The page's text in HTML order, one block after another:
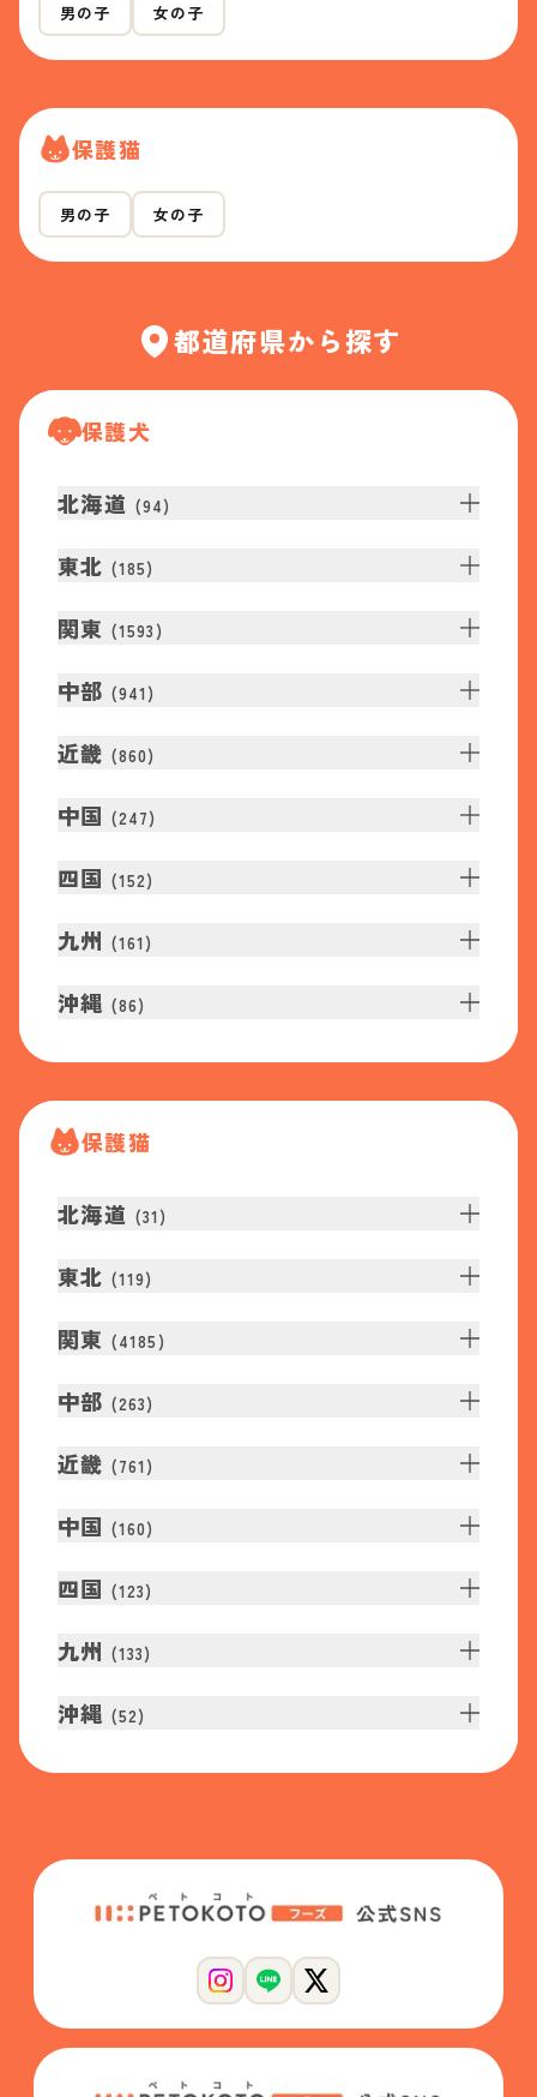
男の子 女の子
保護猫
男の子 女の子
都道府県から探す
保護犬
北海道 (94)
東北 (185)
関東 (1593 )
中部 (941 )
近畿 (860)
中国 (247)
四国 (152)
九州 (161 )
沖縄 (86)
保護猫
北海道 (31 )
東北 (119)
関東 (4185 )
中部 (263)
近畿 (761 )
中国 (160)
四国 (123)
九州 (133)
沖縄 (52)